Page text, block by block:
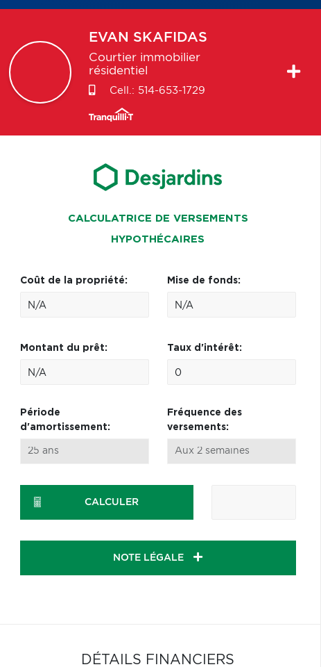
EVAN SKAFIDAS
Courtier immobilier
résidentiel
Cell.: 514-653-1729
CALCULATRICE DE VERSEMENTS
HYPOTHÉCAIRES
Coût de la propriété: Mise de fonds:
Montant du prêt: Taux d'intérêt:
Période
d'amortissement:
Fréquence des
versements:
CALCULER
NOTE LÉGALE
DÉTAILS FINANCIERS